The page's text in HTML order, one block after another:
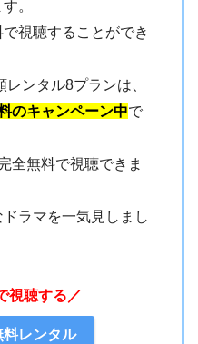
。
視聴することができ
ンタル8プランは、
のキャンペーン中で
全無料で視聴できま
ラマを一気見しまし
視聴する／
レンタル